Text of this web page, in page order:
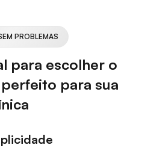
PROBLEMAS
para escolher o
para sua